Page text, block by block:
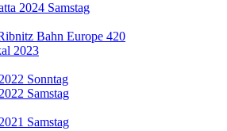
2024 Samstag
Bahn Europe 420
2023
Sonntag
Samstag
Samstag